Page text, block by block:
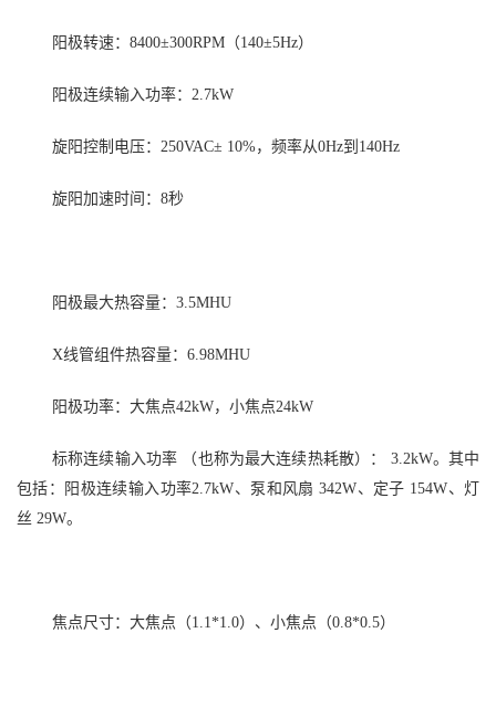
阳极转速： 8400±300RPM（140±5Hz）
阳极连续输入功率： 2.7kW
旋阳控制电压： 250VAC± 10%， 频率从0Hz到140Hz
旋阳加速时间： 8秒
阳极最大热容量： 3.5MHU
X线管组件热容量：6.98MHU
阳极功率：大焦点42kW，小焦点24kW
标称连续输入功率 （也称为最大连续热耗散） ：
3.2kW。其中
包括：阳极连续输入功率2.7kW、泵和风扇 342W、定子 154W、灯
丝 29W。
焦点尺寸：大焦点（1.1*1.0）、小焦点（0.8*0.5）